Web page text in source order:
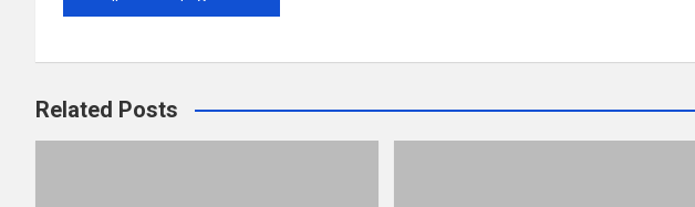
Related Posts